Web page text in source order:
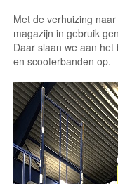
Met de verhuizing
magazijn in gebruik
Daar slaan we aan
en scooterbanden op.